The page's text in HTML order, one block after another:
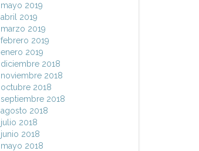
mayo 2019
abril 2019
marzo 2019
febrero 2019
enero 2019
diciembre 2018
noviembre 2018
octubre 2018
septiembre 2018
agosto 2018
julio 2018
junio 2018
mayo 2018